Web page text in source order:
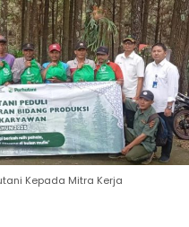
Kepada Mitra Kerja